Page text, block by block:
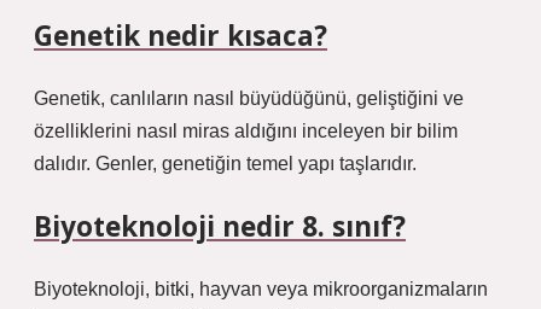
Genetik nedir kısaca?
Genetik, canlıların nasıl büyüdüğünü, geliştiğini ve
özelliklerini nasıl miras aldığını inceleyen bir bilim
dalıdır. Genler, genetiğin temel yapı taşlarıdır.
Biyoteknoloji nedir 8. sınıf?
Biyoteknoloji, bitki, hayvan veya mikroorganizmaların